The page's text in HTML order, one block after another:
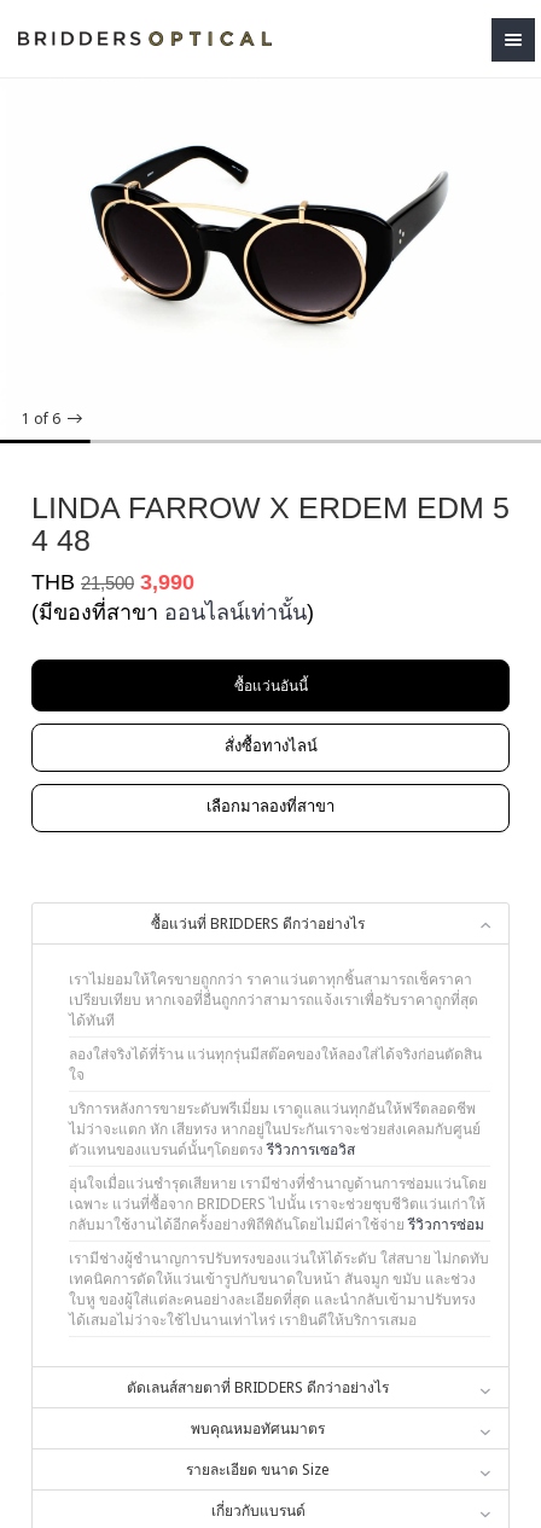
1 of 6
LINDA FARROW X ERDEM EDM 5
4 48
THB 21,500 3,990
(มีของที่สาขา ออนไลน์เท่านั้น)
ซื้อแว่นอันนี้
สั่งซื้อทางไลน์
เลือกมาลองที่สาขา
ซื้อแว่นที่ BRIDDERS ดีกว่าอย่างไร
เราไม่ยอมให้ใครขายถูกกว่า ราคาแว่นตาทุกชิ้นสามารถเช็คราคา
เปรียบเทียบ หากเจอที่อื่นถูกกว่าสามารถแจ้งเราเพื่อรับราคาถูกที่สุด
ได้ทันที
ลองใส่จริงได้ที่ร้าน แว่นทุกรุ่นมีสต๊อคของให้ลองใส่ได้จริงก่อนตัดสิน
ใจ
บริการหลังการขายระดับพรีเมี่ยม เราดูแลแว่นทุกอันให้ฟรีตลอดชีพ
ไม่ว่าจะแตก หัก เสียทรง หากอยู่ในประกันเราจะช่วยส่งเคลมกับศูนย์
ตัวแทนของแบรนด์นั้นๆโดยตรงรีวิวการเซอวิส
อุ่นใจเมื่อแว่นชำรุดเสียหาย เรามีช่างที่ชำนาญด้านการซ่อมแว่นโดย
เฉพาะ แว่นที่ซื้อจาก BRIDDERS ไปนั้น เราจะช่วยชุบชีวิตแว่นเก่าให้
กลับมาใช้งานได้อีกครั้งอย่างพิถีพิถันโดยไม่มีค่าใช้จ่ายรีวิวการซ่อม
เรามีช่างผู้ชำนาญการปรับทรงของแว่นให้ได้ระดับ ใส่สบาย ไม่กดทับ
เทคนิคการดัดให้แว่นเข้ารูปกับขนาดใบหน้า สันจมูก ขมับ และช่วง
ใบหู ของผู้ใส่แต่ละคนอย่างละเอียดที่สุด และนำกลับเข้ามาปรับทรง
ได้เสมอไม่ว่าจะใช้ไปนานเท่าไหร่ เรายินดีให้บริการเสมอ
ตัดเลนส์สายตาที่ BRIDDERS ดีกว่าอย่างไร
พบคุณหมอทัศนมาตร
รายละเอียด ขนาด Size
เกี่ยวกับแบรนด์